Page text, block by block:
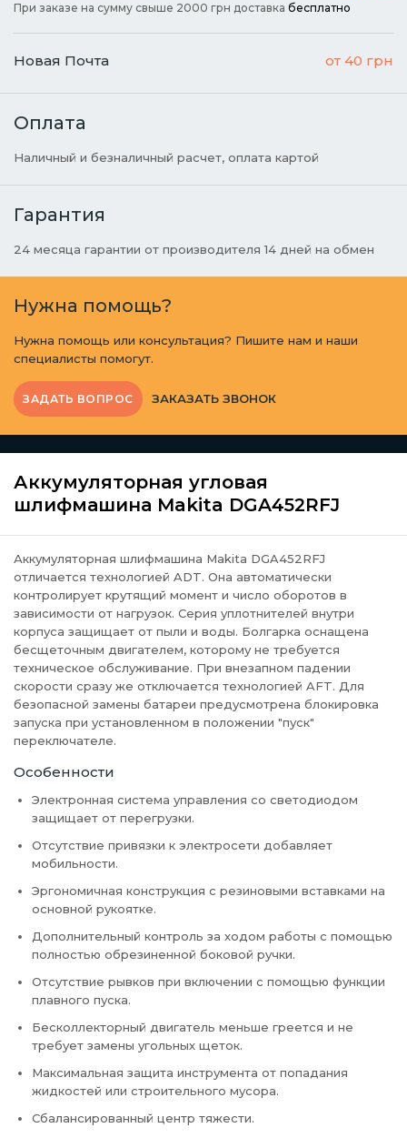
При заказе на сумму свыше 2000 грн доставка бесплатно
Новая Почта от 40 грн
Оплата
Наличный и безналичный расчет, оплата картой
Гарантия
24 месяца гарантии от производителя 14 дней на обмен
Нужна помощь?
Нужна помощь или консультация? Пишите нам и наши
специалисты помогут.
ЗАДАТЬ ВОПРОС ЗАКАЗАТЬ ЗВОНОК
Аккумуляторная угловая
шлифмашина Makita DGA452RFJ
Аккумуляторная шлифмашина Makita DGA452RFJ
отличается технологией ADT. Она автоматически
контролирует крутящий момент и число оборотов в
зависимости от нагрузок. Серия уплотнителей внутри
корпуса защищает от пыли и воды. Болгарка оснащена
бесщеточным двигателем, которому не требуется
техническое обслуживание. При внезапном падении
скорости сразу же отключается технологией AFT. Для
безопасной замены батареи предусмотрена блокировка
запуска при установленном в положении "пуск"
переключателе.
Особенности
Электронная система управления со светодиодом
защищает от перегрузки.
Отсутствие привязки к электросети добавляет
мобильности.
Эргономичная конструкция с резиновыми вставками на
основной рукоятке.
Дополнительный контроль за ходом работы с помощью
полностью обрезиненной боковой ручки.
Отсутствие рывков при включении с помощью функции
плавного пуска.
Бесколлекторный двигатель меньше греется и не
требует замены угольных щеток.
Максимальная защита инструмента от попадания
жидкостей или строительного мусора.
Сбалансированный центр тяжести.